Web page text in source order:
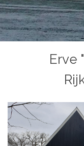
Erve